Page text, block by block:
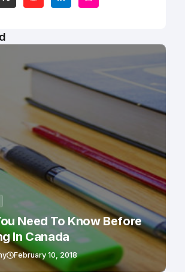
Need To Know Before
In Canada
February 10, 2018